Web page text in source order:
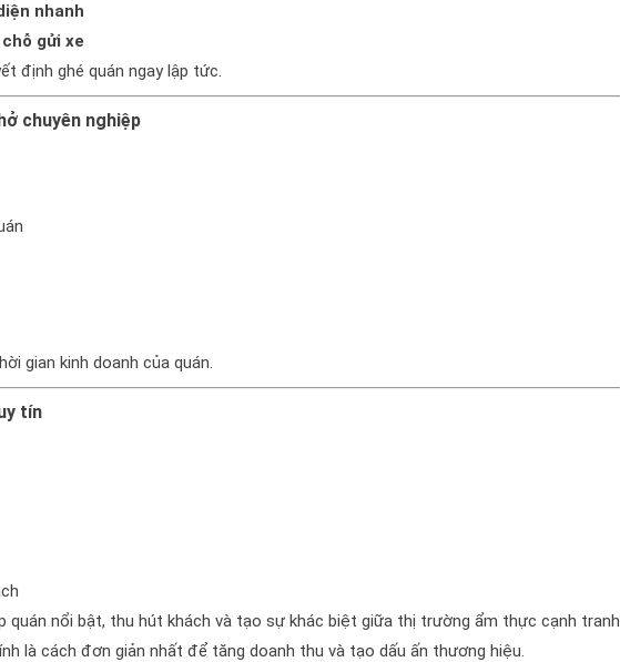
nhanh
gửi xe
định ghé quán ngay lập tức.
chuyên nghiệp
gian kinh doanh của quán.
tín
quán nổi bật, thu hút khách và tạo sự khác biệt giữa thị trường ẩm thực cạnh tranh
là cách đơn giản nhất để tăng doanh thu và tạo dấu ấn thương hiệu.